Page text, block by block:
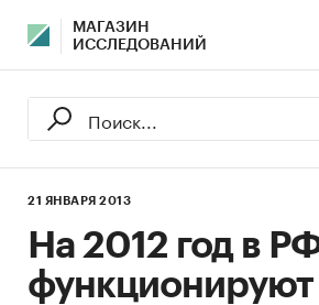
МАГАЗИН
ИССЛЕДОВАНИЙ
21 ЯНВАРЯ 2013
На 2012 год в
функционируют